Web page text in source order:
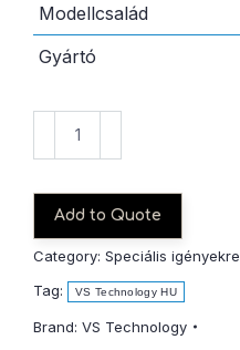
Modellcsalád
Gyártó
D150IR850
Add to Quote
Category: Speciális igényekre
Tag:
VS Technology HU
Brand: VS Technology